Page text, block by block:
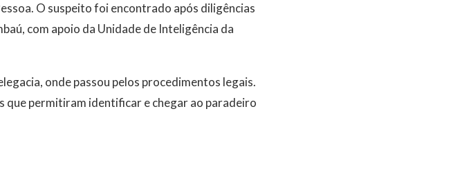
O suspeito foi encontrado após diligências
com apoio da Unidade de Inteligência da
onde passou pelos procedimentos legais.
que permitiram identificar e chegar ao paradeiro